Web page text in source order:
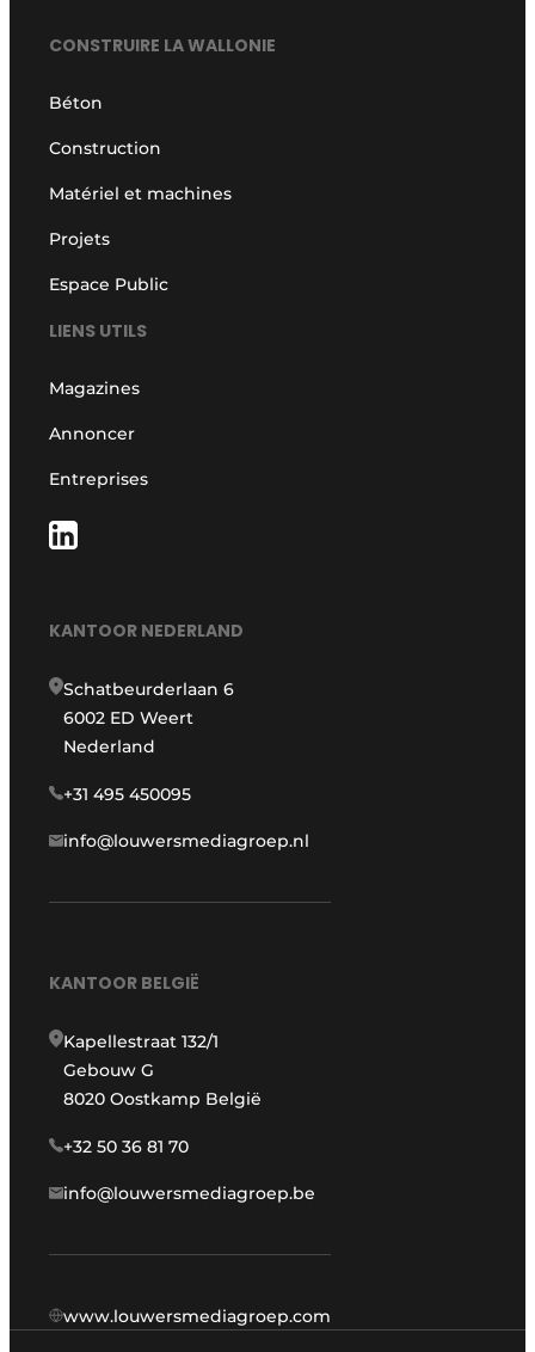
CONSTRUIRE LA WALLONIE
Béton
Construction
Matériel et machines
Projets
Espace Public
LIENS UTILS
Magazines
Annoncer
Entreprises
KANTOOR NEDERLAND
Schatbeurderlaan 6
6002 ED Weert
Nederland
+31 495 450095
info@louwersmediagroep.nl
KANTOOR BELGIË
Kapellestraat 132/1
Gebouw G
8020 Oostkamp België
+32 50 36 81 70
info@louwersmediagroep.be
www.louwersmediagroep.com